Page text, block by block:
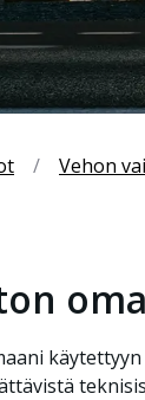
/ Vehon